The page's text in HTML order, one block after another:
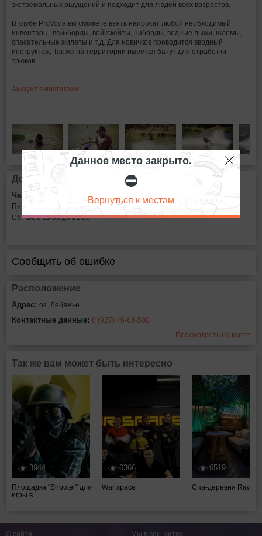
экстремальных ощущений и подходит для людей всех возрастов.
В клубе ProVoda вы сможете взять напрокат любой необходимый
инвентарь - вейкборды, вейкскейты, ниборды, водные лыжи, шлемы,
спасательные жилеты и т.д. Для новичков проводится вводный
инструктаж. Так же на территории имеется батут для отработки
трюков.
Аккаунт в инстаграм
Дополнительная информация
Часы работы:
Пн - Пт c 12:00 до 21:00
Сб - Вс c 10:00 до 21:00
Сообщить об ошибке
Расположение
Адрес: оз. Лебяжье
Контактные данные: 8 (927) 46-64-500
Просмотреть на карте
Так же вам может быть интересно
3944
Площадка "Shooter" для
игры в...
6366
War space
6519
Спа-деревня Rawai
Данное место закрыто.
⛔
Вернуться к местам
О сайте Мы в соц. сетях